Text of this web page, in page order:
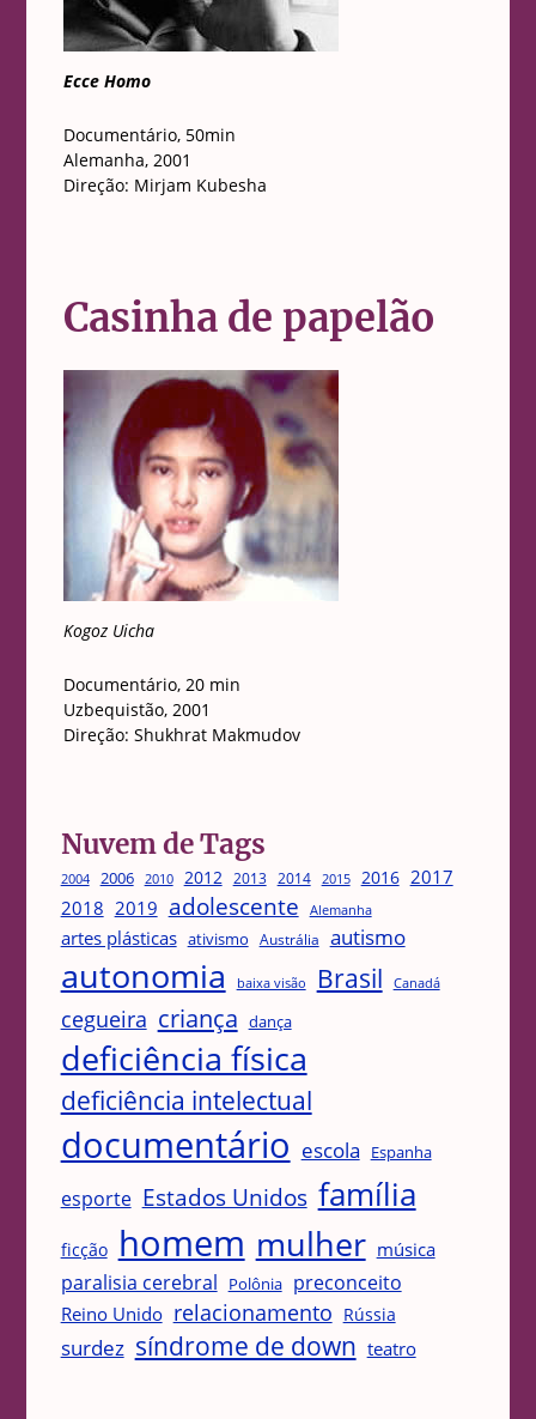
Ecce Homo
Documentário, 50min
Alemanha, 2001
Direção: Mirjam Kubesha
Casinha de papelão
Kogoz Uicha
Documentário, 20 min
Uzbequistão, 2001
Direção: Shukhrat Makmudov
Nuvem de Tags
2004 2006 2010 2012 2013 2014 2015 2016 2017
2018 2019 adolescente Alemanha
artes plásticas ativismo Austrália autismo
autonomia baixa visão Brasil Canadá
cegueira criança dança
deficiência física
deficiência intelectual
documentário escola Espanha
esporte Estados Unidos família
ficção homem mulher música
paralisia cerebral Polônia preconceito
Reino Unido relacionamento Rússia
surdez síndrome de down teatro